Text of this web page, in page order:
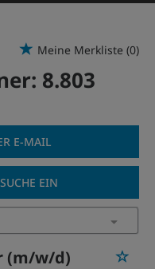
Meine Merkliste (0)
8.803
E-MAIL
EIN
(m/w/d)